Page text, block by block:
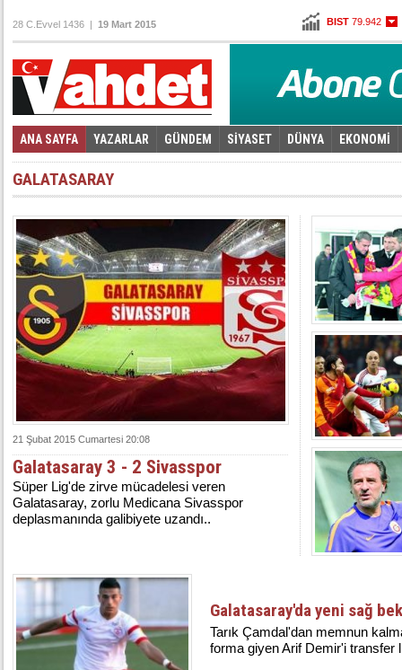
Euro2,7845
28 C.Evvel 1436 | 19 Mart 2015
ANA SAYFA YAZARLAR GÜNDEM SİYASET DÜNYA EKONOMİ
Foto Galeri | Video Galeri
GALATASARAY
21 Şubat 2015 Cumartesi 20:08
Galatasaray 3 - 2 Sivasspor
Süper Lig'de zirve mücadelesi veren
Galatasaray, zorlu Medicana Sivasspor
deplasmanında galibiyete uzandı..
Galatasaray'da yeni sağ
Tarık Çamdal'dan memnun
forma giyen Arif Demir'i transfer